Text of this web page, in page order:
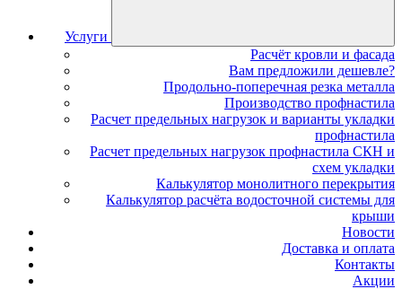
Услуги
Расчёт кровли и фасада
Вам предложили дешевле?
Продольно-поперечная резка металла
Производство профнастила
Расчет предельных нагрузок и варианты укладки
профнастила
Расчет предельных нагрузок профнастила СКН и
схем укладки
Калькулятор монолитного перекрытия
Калькулятор расчёта водосточной системы для
крыши
Новости
Доставка и оплата
Контакты
Акции